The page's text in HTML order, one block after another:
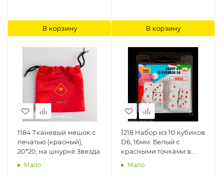
В корзину В корзину
1184 Тканевый мешок с
печатью (красный),
20*20, на шнурке Звезда
Мало
1218 Набор из 10 кубиков
D6, 16мм. Белый с
красными точками в
блистере Звезда
Мало